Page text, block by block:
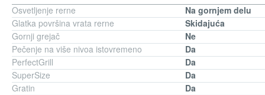
Osvetljenje rerne
Na gornjem delu
Glatka površina vrata rerne
Skidajuća
Gornji grejač
Ne
Pečenje na više nivoa istovremeno
Da
PerfectGrill
Da
SuperSize
Da
Gratin
Da